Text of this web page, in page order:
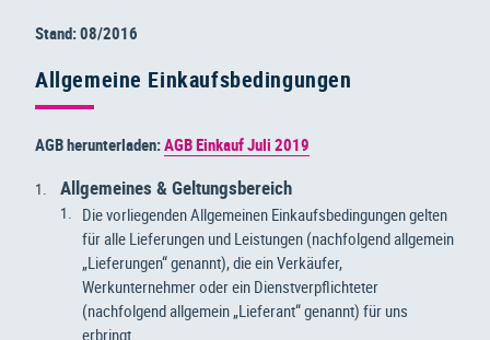
Stand: 08/2016
Allgemeine Einkaufsbedingungen
AGB herunterladen:AGB Einkauf Juli 2019
Allgemeines & Geltungsbereich
Die vorliegenden Allgemeinen Einkaufsbedingungen gelten
für alle Lieferungen und Leistungen (nachfolgend allgemein
„Lieferungen“ genannt), die ein Verkäufer,
Werkunternehmer oder ein Dienstverpflichteter
(nachfolgend allgemein „Lieferant“ genannt) für uns
erbringt.